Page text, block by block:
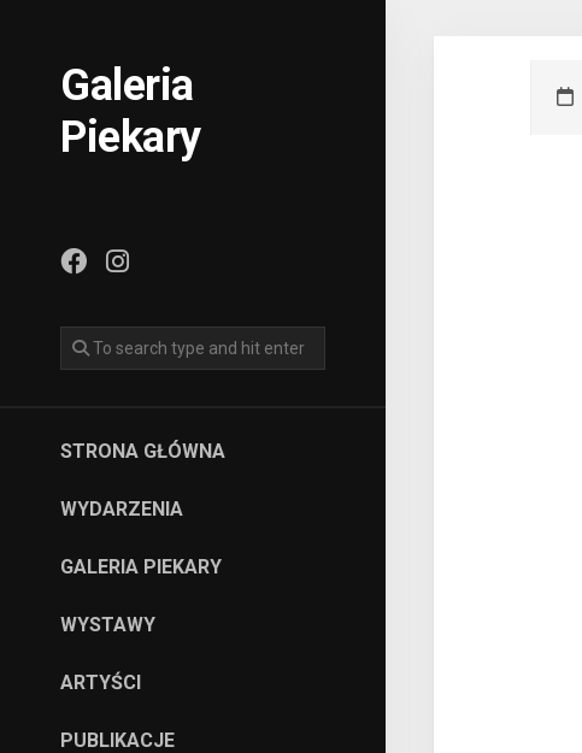
Galeria
Piekary
STRONA GŁÓWNA
WYDARZENIA
GALERIA PIEKARY
WYSTAWY
ARTYŚCI
PUBLIKACJE